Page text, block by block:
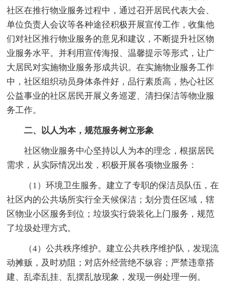
社区在推行物业服务过程中，通过召开居民代表大会、
单位负责人会议等各种途径积极开展宣传工作，收集他
们对社区推行物业服务的意见和建议，不断提升社区物
业服务水平。并利用宣传海报、温馨提示等形式，让广
大居民对实施物业服务形成共识。在实施物业服务工作
中，社区组织动员身体条件好，品行素质高，热心社区
公益事业的社区居民开展义务巡逻、清扫保洁等物业服
务工作。
二、以人为本，规范服务树立形象
社区物业服务中心坚持以人为本的理念，根据居民
需求，从实际情况出发，积极开展各项物业服务：
（1）环境卫生服务。建立了专职的保洁员队伍，在
社区内的公共场所实行全天候保洁；划分责任区域，辖
区物业小区服务到位；垃圾实行袋装化上门服务，规范
了垃圾处理方式。
（4）公共秩序维护。建立公共秩序维护队，发现流
动摊贩，及时劝阻；对店外经营绝不纵容；严禁违章搭
建、乱牵乱挂、乱摆乱放现象，发现一例处理一例。